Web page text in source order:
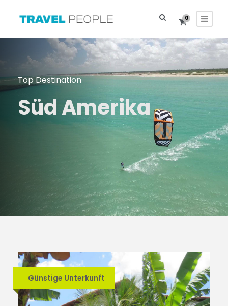
0
Top Destination
Süd Amerika
Günstige Unterkunft